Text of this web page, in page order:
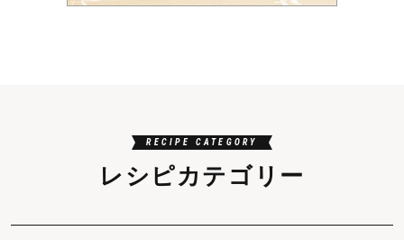
RECIPE CATEGORY
レシピカテゴリー